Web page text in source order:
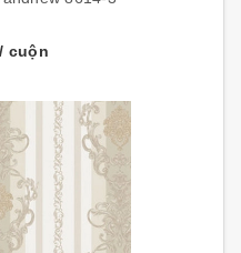
/ cuộn